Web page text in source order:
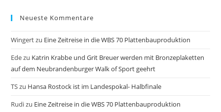
Neueste Kommentare
Wingertzu Eine Zeitreise in die WBS 70 Plattenbauproduktion
Edezu Katrin Krabbe und Grit Breuer werden mit Bronzeplaketten
auf dem Neubrandenburger Walk of Sport geehrt
TSzu Hansa Rostock ist im Landespokal- Halbfinale
Rudizu Eine Zeitreise in die WBS 70 Plattenbauproduktion